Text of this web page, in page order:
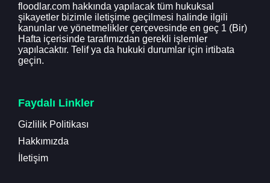
floodlar.com hakkında yapılacak tüm hukuksal
şikayetler bizimle iletişime geçilmesi halinde ilgili
kanunlar ve yönetmelikler çerçevesinde en geç 1 (Bir)
Hafta içerisinde tarafımızdan gerekli işlemler
yapılacaktır. Telif ya da hukuki durumlar için irtibata
geçin.
Faydalı Linkler
Gizlilik Politikası
Hakkımızda
İletişim